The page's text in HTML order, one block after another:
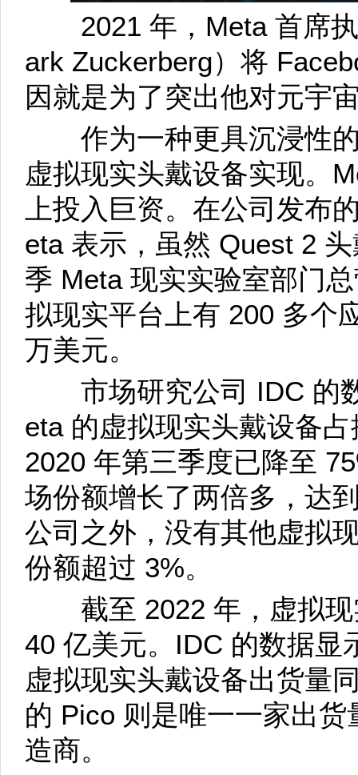
2021 年，Meta 首席执
ark Zuckerberg）将
因就是为了突出他对元宇
作为一种更具沉浸性的
虚拟现实头戴设备实现。
上投入巨资。在公司发布
eta 表示，虽然 Quest 2
季 Meta 现实实验室部门
拟现实平台上有 200 多个
万美元。
市场研究公司 IDC 的
eta 的虚拟现实头戴设备
2020 年第三季度已降至
场份额增长了两倍多，达
公司之外，没有其他虚拟
份额超过 3%。
截至 2022 年，虚拟现
40 亿美元。IDC 的数据显
虚拟现实头戴设备出货量
的 Pico 则是唯一一家出
造商。